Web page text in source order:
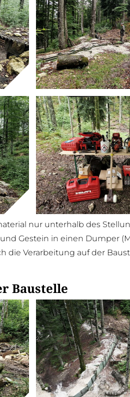
nur unterhalb des
Gestein in einen Dumper
die Verarbeitung auf der
Baustelle